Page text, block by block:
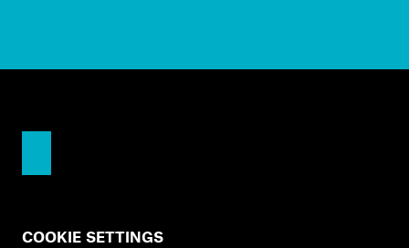
COOKIE SETTINGS